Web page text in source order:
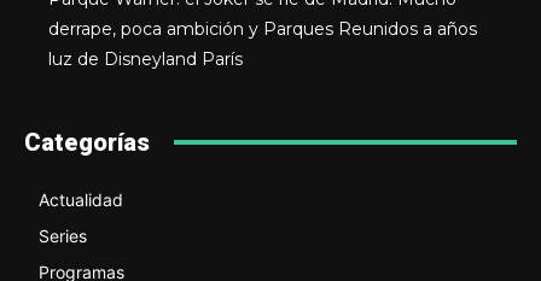
derrape, poca ambición y Parques Reunidos a años
luz de Disneyland París
Categorías
Actualidad
Series
Programas